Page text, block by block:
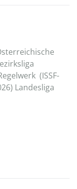
(ISSF-
Landesliga